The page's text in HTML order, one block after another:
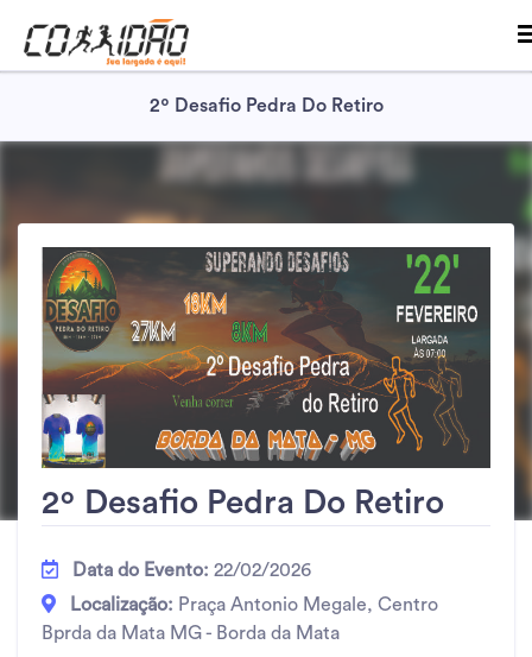
2º Desafio Pedra Do Retiro
2º Desafio Pedra Do Retiro
Data do Evento: 22/02/2026
Localização: Praça Antonio Megale, Centro
Bprda da Mata MG - Borda da Mata